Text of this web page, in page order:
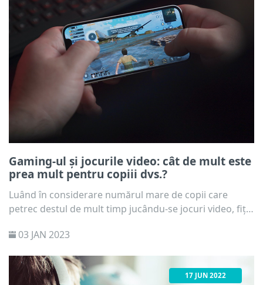
și educative.
Gaming-ul și jocurile video: cât de mult este
prea mult pentru copiii dvs.?
Luând în considerare numărul mare de copii care
petrec destul de mult timp jucându-se jocuri video, fiți
înainte ca situația să scape de sub control.
03 JAN 2023
17 JUN 2022